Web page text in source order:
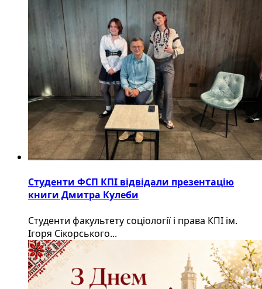
Студенти ФСП КПІ відвідали презентацію
книги Дмитра Кулеби
Студенти факультету соціології і права КПІ ім.
Ігоря Сікорського...